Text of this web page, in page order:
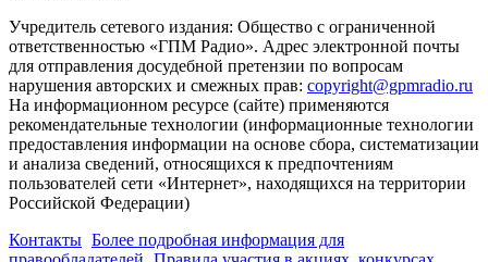
Учредитель сетевого издания: Общество с ограниченной
ответственностью «ГПМ Радио». Адрес электронной почты
для отправления досудебной претензии по вопросам
нарушения авторских и смежных прав: copyright@gpmradio.ru
На информационном ресурсе (сайте) применяются
рекомендательные технологии (информационные технологии
предоставления информации на основе сбора, систематизации
и анализа сведений, относящихся к предпочтениям
пользователей сети «Интернет», находящихся на территории
Российской Федерации)
Контакты Более подробная информация для